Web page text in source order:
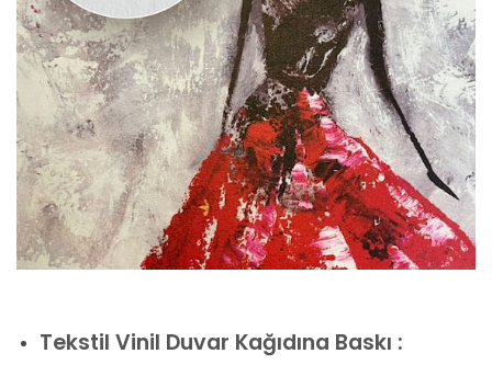
Tekstil Vinil Duvar Kağıdına Baskı :